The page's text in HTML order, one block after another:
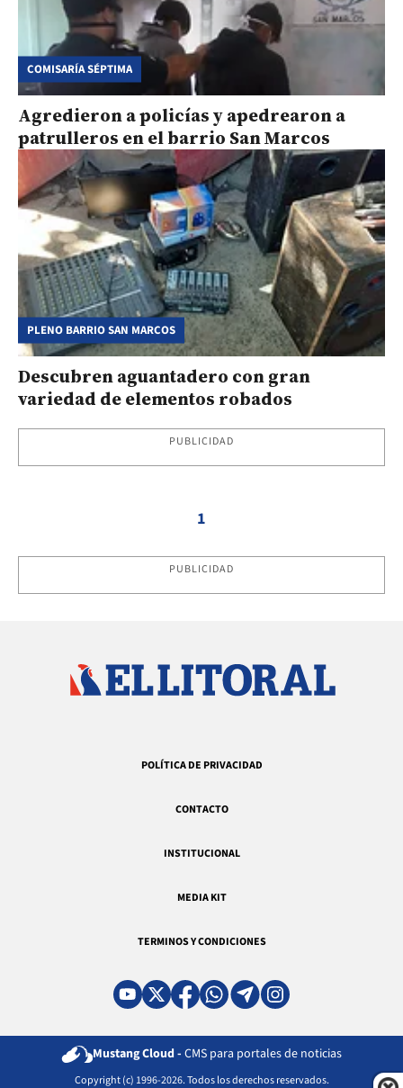
COMISARÍA SÉPTIMA
Agredieron a policías y apedrearon a
patrulleros en el barrio San Marcos
PLENO BARRIO SAN MARCOS
Descubren aguantadero con gran
variedad de elementos robados
PUBLICIDAD
1
PUBLICIDAD
POLÍTICA DE PRIVACIDAD
CONTACTO
INSTITUCIONAL
MEDIA KIT
TERMINOS Y CONDICIONES
Mustang Cloud - CMS para portales de noticias
Copyright (c) 1996-2026. Todos los derechos reservados.